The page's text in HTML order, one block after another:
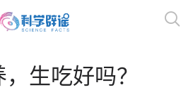
生吃好吗？